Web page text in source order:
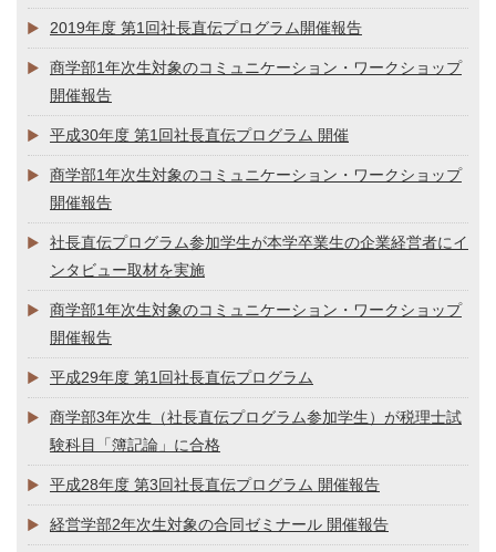
2019年度 第1回社長直伝プログラム開催報告
商学部1年次生対象のコミュニケーション・ワークショップ
開催報告
平成30年度 第1回社長直伝プログラム 開催
商学部1年次生対象のコミュニケーション・ワークショップ
開催報告
社長直伝プログラム参加学生が本学卒業生の企業経営者にイ
ンタビュー取材を実施
商学部1年次生対象のコミュニケーション・ワークショップ
開催報告
平成29年度 第1回社長直伝プログラム
商学部3年次生（社長直伝プログラム参加学生）が税理士試
験科目「簿記論」に合格
平成28年度 第3回社長直伝プログラム 開催報告
経営学部2年次生対象の合同ゼミナール 開催報告